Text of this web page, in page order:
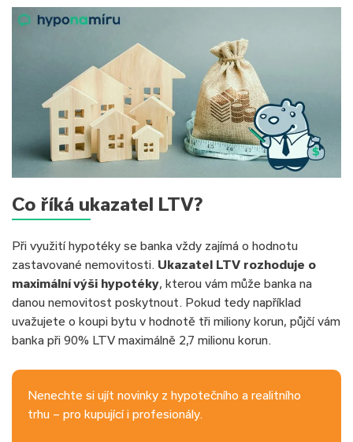
Co říká ukazatel LTV?
Při využití hypotéky se banka vždy zajímá o hodnotu
zastavované nemovitosti. Ukazatel LTV rozhoduje o
maximální výši hypotéky, kterou vám může banka na
danou nemovitost poskytnout. Pokud tedy například
uvažujete o koupi bytu v hodnotě tři miliony korun, půjčí vám
banka při 90% LTV maximálně 2,7 milionu korun.
Nenechte si ujít novinky z hypotečního a realitního
trhu – pro kupující i profesionály.